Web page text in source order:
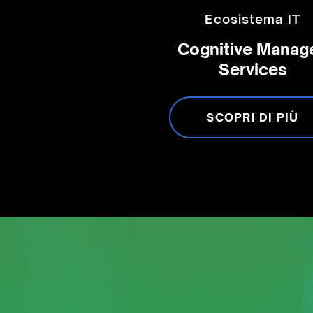
Ecosistema IT
Cognitive
Services
SCOPRI DI PIÙ